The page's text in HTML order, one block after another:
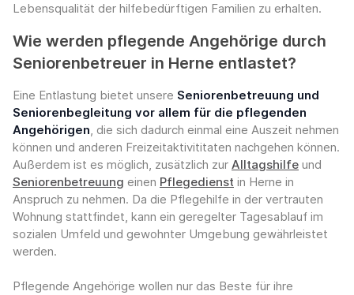
Lebensqualität der hilfebedürftigen Familien zu erhalten.
Wie werden pflegende Angehörige durch
Seniorenbetreuer in Herne entlastet?
Eine Entlastung bietet unsere Seniorenbetreuung und
Seniorenbegleitung vor allem für die pflegenden
Angehörigen, die sich dadurch einmal eine Auszeit nehmen
können und anderen Freizeitaktivititaten nachgehen können.
Außerdem ist es möglich, zusätzlich zur Alltagshilfe und
Seniorenbetreuung einen Pflegedienst in Herne in
Anspruch zu nehmen. Da die Pflegehilfe in der vertrauten
Wohnung stattfindet, kann ein geregelter Tagesablauf im
sozialen Umfeld und gewohnter Umgebung gewährleistet
werden.
Pflegende Angehörige wollen nur das Beste für ihre